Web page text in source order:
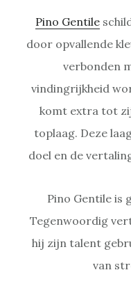
Pino Gentile
door opvallende
verbonden
vindingrijkheid
komt extra tot
toplaag. Deze
doel en de
Pino Gentile is
Tegenwoordig
hij zijn talent
van